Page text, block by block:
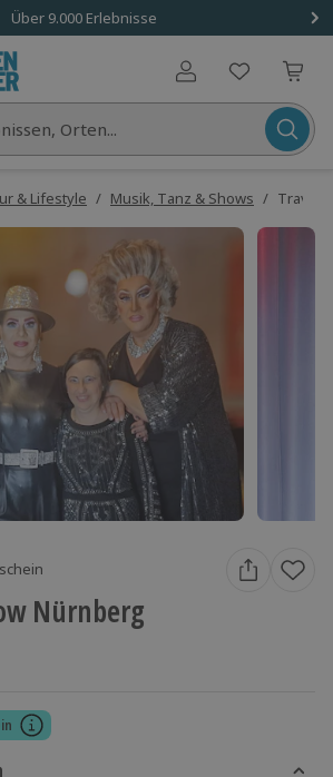
Über 9.000 Erlebnisse
Benutzerkonto
Orten...
& Lifestyle / Musik, Tanz & Shows /
Nürnberg